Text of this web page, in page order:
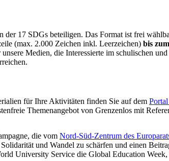
17 SDGs beteiligen. Das Format ist frei
(max. 2.000 Zeichen inkl. Leerzeichen) bis
Medien, die Interessierte im schulischen
für Ihre Aktivitäten finden Sie auf dem
Themenangebot von Grenzenlos mit
die vom Nord-Süd-Zentrum des
und Wandel zu schärfen und einen
University Service die Global Education Week,